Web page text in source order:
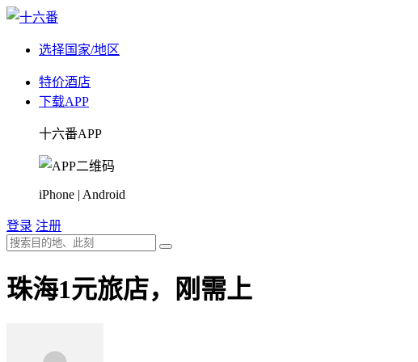
选择国家/地区
特价酒店
下载APP
十六番APP
iPhone | Android
登录 注册
珠海1元旅店，刚需上